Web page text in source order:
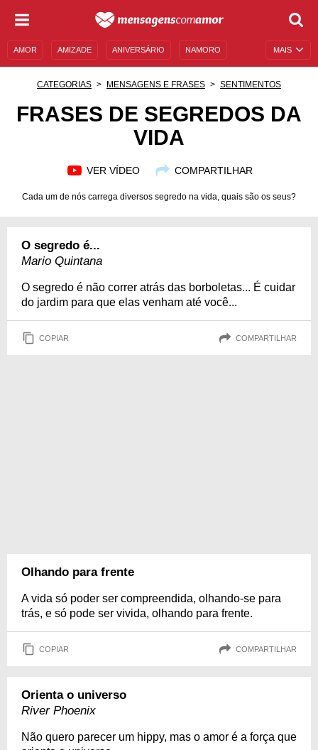
MAIS
AMOR AMIZADE ANIVERSÁRIO NAMORO
MENSAGENS DE ANIVERSÁRIO
CATEGORIAS MENSAGENS E FRASES SENTIMENTOS
FRASES DE SEGREDOS DA
VIDA
VER VÍDEO COMPARTILHAR
Cada um de nós carrega diversos segredo na vida, quais são os seus?
O segredo é...
Mario Quintana
O segredo é não correr atrás das borboletas... É cuidar
do jardim para que elas venham até você...
COPIAR COMPARTILHAR
Olhando para frente
A vida só poder ser compreendida, olhando-se para
trás, e só pode ser vivida, olhando para frente.
COPIAR COMPARTILHAR
Orienta o universo
River Phoenix
Não quero parecer um hippy, mas o amor é a força que